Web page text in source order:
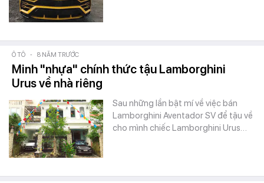
Ô TÔ - 8 NĂM TRƯỚC
Minh "nhựa" chính thức tậu Lamborghini
Urus về nhà riêng
Sau những lần bật mí về việc bán
Lamborghini Aventador SV để tậu về
cho mình chiếc Lamborghini Urus…